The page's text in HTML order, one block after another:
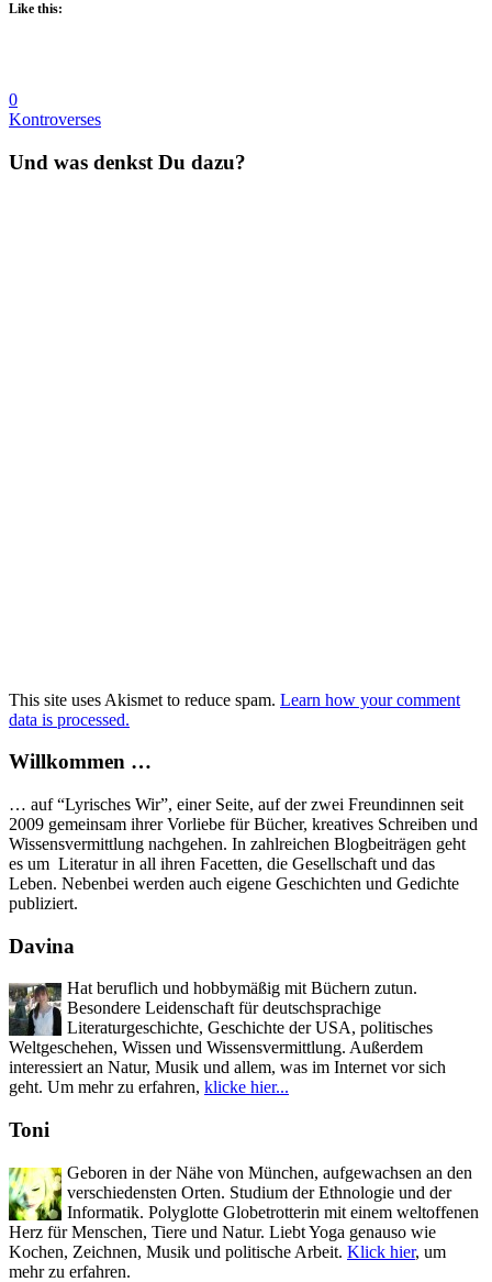
Like this:
0
Kontroverses
Und was denkst Du dazu?
This site uses Akismet to reduce spam. Learn how your comment
data is processed.
Willkommen …
… auf “Lyrisches Wir”, einer Seite, auf der zwei Freundinnen seit
2009 gemeinsam ihrer Vorliebe für Bücher, kreatives Schreiben und
Wissensvermittlung nachgehen. In zahlreichen Blogbeiträgen geht
es um Literatur in all ihren Facetten, die Gesellschaft und das
Leben. Nebenbei werden auch eigene Geschichten und Gedichte
publiziert.
Davina
Hat beruflich und hobbymäßig mit Büchern zutun.
Besondere Leidenschaft für deutschsprachige
Literaturgeschichte, Geschichte der USA, politisches
Weltgeschehen, Wissen und Wissensvermittlung. Außerdem
interessiert an Natur, Musik und allem, was im Internet vor sich
geht. Um mehr zu erfahren, klicke hier...
Toni
Geboren in der Nähe von München, aufgewachsen an den
verschiedensten Orten. Studium der Ethnologie und der
Informatik. Polyglotte Globetrotterin mit einem weltoffenen
Herz für Menschen, Tiere und Natur. Liebt Yoga genauso wie
Kochen, Zeichnen, Musik und politische Arbeit. Klick hier, um
mehr zu erfahren.